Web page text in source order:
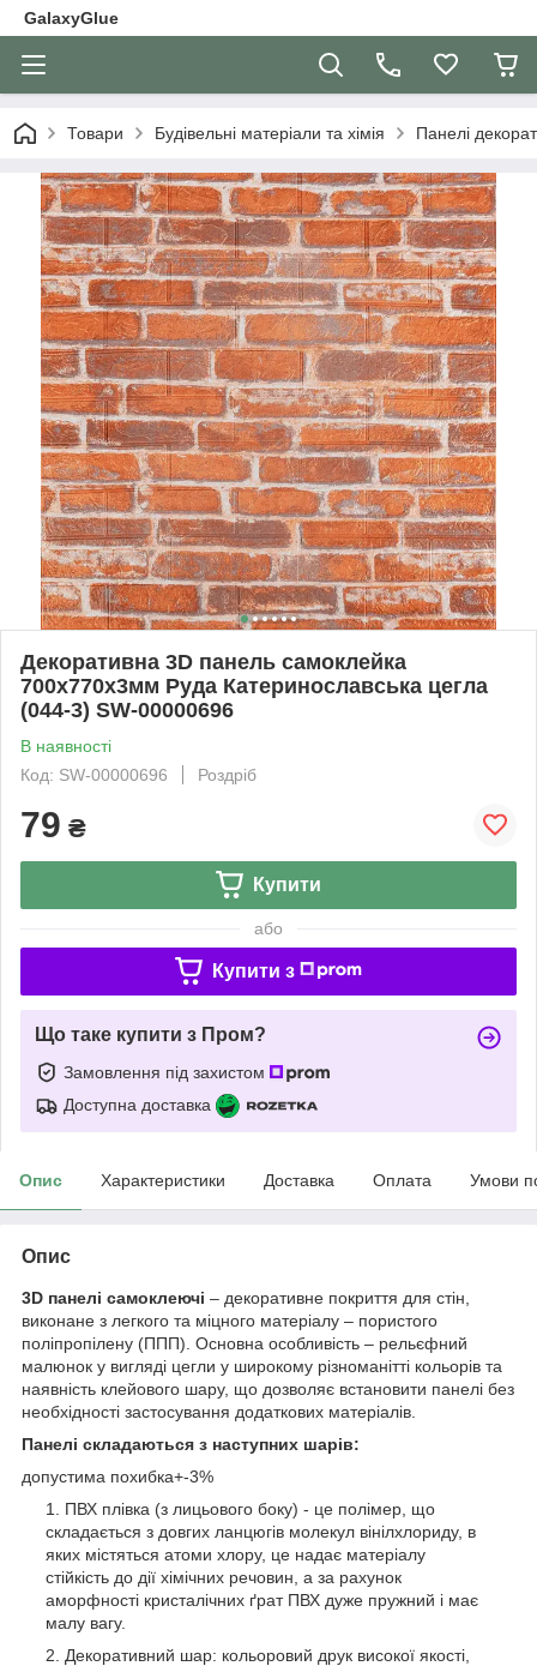
GalaxyGlue
Товари Будівельні матеріали та хімія Панелі
Декоративна 3D панель самоклейка
700х770х3мм Руда Катеринославська цегла
(044-3) SW-00000696
В наявності
Код: SW-00000696
Роздріб
79 ₴
Купити
або
Купити з
Що таке купити з Пром?
Замовлення під захистом
Доступна доставка
Опис Характеристики Доставка Оплата Умови
Опис
3D панелі самоклеючі – декоративне покриття для стін,
виконане з легкого та міцного матеріалу – пористого
поліпропілену (ППП). Основна особливість – рельєфний
малюнок у вигляді цегли у широкому різноманітті кольорів та
наявність клейового шару, що дозволяє встановити панелі без
необхідності застосування додаткових матеріалів.
Панелі складаються з наступних шарів:
допустима похибка+-3%
ПВХ плівка (з лицьового боку) - це полімер, що
складається з довгих ланцюгів молекул вінілхлориду, в
яких містяться атоми хлору, це надає матеріалу
стійкість до дії хімічних речовин, а за рахунок
аморфності кристалічних ґрат ПВХ дуже пружний і має
малу вагу.
Декоративний шар: кольоровий друк високої якості,